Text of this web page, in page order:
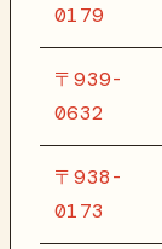
0179
〒939-
0632
〒938-
0173